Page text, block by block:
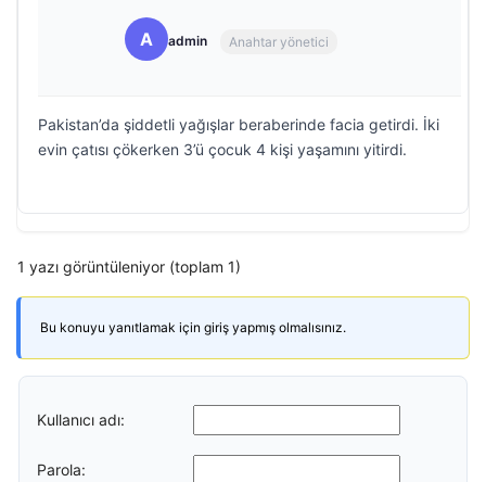
A admin Anahtar yönetici
Pakistan’da şiddetli yağışlar beraberinde facia getirdi. İki
evin çatısı çökerken 3’ü çocuk 4 kişi yaşamını yitirdi.
1 yazı görüntüleniyor (toplam 1)
Bu konuyu yanıtlamak için giriş yapmış olmalısınız.
Kullanıcı adı:
Parola: